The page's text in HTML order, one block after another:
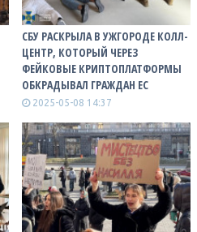
СБУ РАСКРЫЛА В УЖГОРОДЕ КОЛЛ-
ЦЕНТР, КОТОРЫЙ ЧЕРЕЗ
ФЕЙКОВЫЕ КРИПТОПЛАТФОРМЫ
ОБКРАДЫВАЛ ГРАЖДАН ЕС
2025-05-08 14:37